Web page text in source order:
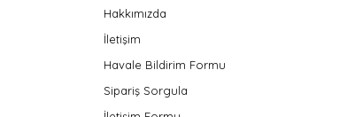
Hakkımızda
İletişim
Havale Bildirim Formu
Sipariş Sorgula